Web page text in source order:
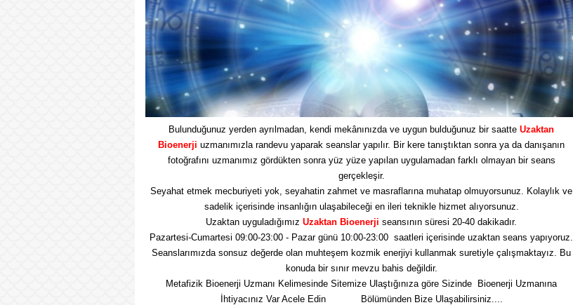
Bulunduğunuz yerden ayrılmadan, kendi mekânınızda ve uygun bulduğunuz bir saatte Uzaktan
Bioenerji uzmanımızla randevu yaparak seanslar yapılır. Bir kere tanıştıktan sonra ya da danışanın
fotoğrafını uzmanımız gördükten sonra yüz yüze yapılan uygulamadan farklı olmayan bir seans
gerçekleşir.
Seyahat etmek mecburiyeti yok, seyahatin zahmet ve masraflarına muhatap olmuyorsunuz. Kolaylık ve
sadelik içerisinde insanlığın ulaşabileceği en ileri teknikle hizmet alıyorsunuz.
Uzaktan uyguladığımız Uzaktan Bioenerji seansının süresi 20-40 dakikadır.
Pazartesi-Cumartesi 09:00-23:00 - Pazar günü 10:00-23:00 saatleri içerisinde uzaktan seans yapıyoruz.
Seanslarımızda sonsuz değerde olan muhteşem kozmik enerjiyi kullanmak suretiyle çalışmaktayız. Bu
konuda bir sınır mevzu bahis değildir.
Metafizik Bioenerji Uzmanı Kelimesinde Sitemize Ulaştığınıza göre Sizinde Bioenerji Uzmanına
İhtiyacınız Var Acele Edin
Bölümünden Bize Ulaşabilirsiniz....